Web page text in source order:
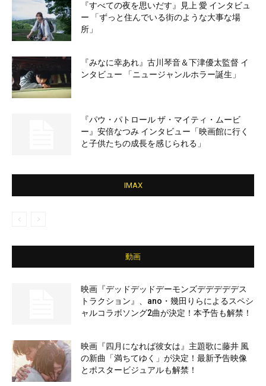
『すべての夜を思いだす』見上 愛 インタビュ
ー 「ずっと住んでいる街のような大事な場
所」
『みなに幸あれ』古川琴音＆下津優太監督 イ
ンタビュー 「ニュージャンルホラー誕生」
『パウ・パトロール ザ・マイティ・ムービ
ー』安倍なつみ インタビュー「映画館に行く
と子供たちの成長を感じられる」
IMAX
動画
映画『デッドデッドデーモンズデデデデデス
トラクション』、ano・幾田りらによるスペシ
ャルコラボソング2曲が決定！本予告も解禁！
映画『四月になれば彼女は』主題歌に藤井 風
の新曲「満ちてゆく」が決定！最新予告映像
とポスタービジュアルも解禁！